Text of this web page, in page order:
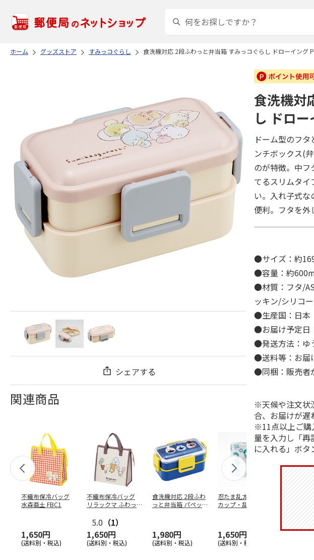
ホーム グッズストア すみっコぐらし 食洗機対応 2段ふわっと弁当箱 すみっコぐらし ドローイング
シェアする
関連商品
不織布保冷バッグ
水森亜土 FBC1
1,650円
(送料別・税込)
不織布保冷バッグ
リラックマ ふわっ
5.0 （1）
1,650円
(送料別・税込)
食洗機対応 2段ふわ
っと弁当箱 パペッ
1,980円
(送料別・税込)
忍たま乱太郎 マグ
カップ・乱太郎・き
1,650円
(送料別・税込)
抗菌食洗
わっと弁
水森亜土 PF
1,760円
食洗機対
し ドロ
ドーム型のフ
ンチボックス(
のが特徴。中
てるスリムタイ
い。入れ子式
便利。フタを外
●サイズ：約
●容量：約
●材質：フタ/
ッキン/シリコ
●生産国：日本
●お届け予定日
●発送方法：ゆ
●送料等：お届
●同梱：販売者
※天候や注文状
合、お届けが遅
※11点以上ご購
量を入力し「再
に入れる」ボタ